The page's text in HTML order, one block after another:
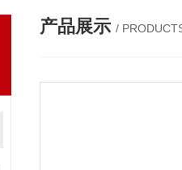
产品展示 /